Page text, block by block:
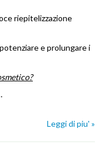
riepitelizzazione
e prolungare i
Leggi di piu' »